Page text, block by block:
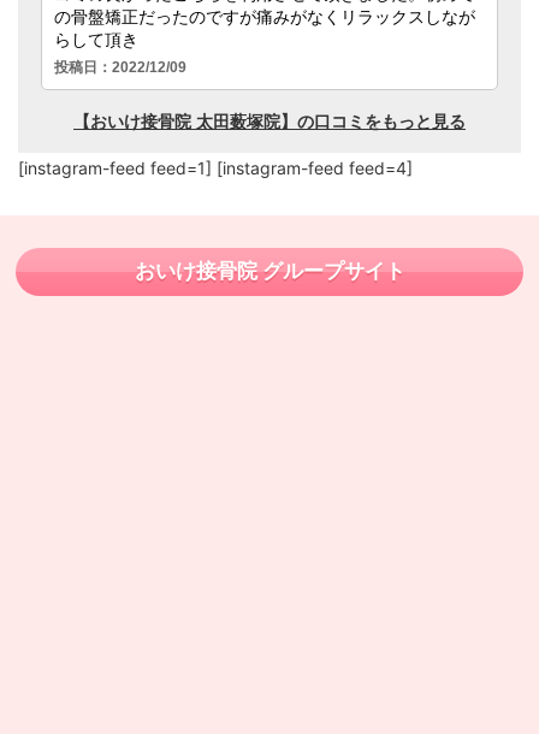
[instagram-feed feed=1] [instagram-feed feed=4]
おいけ接骨院 グループサイト